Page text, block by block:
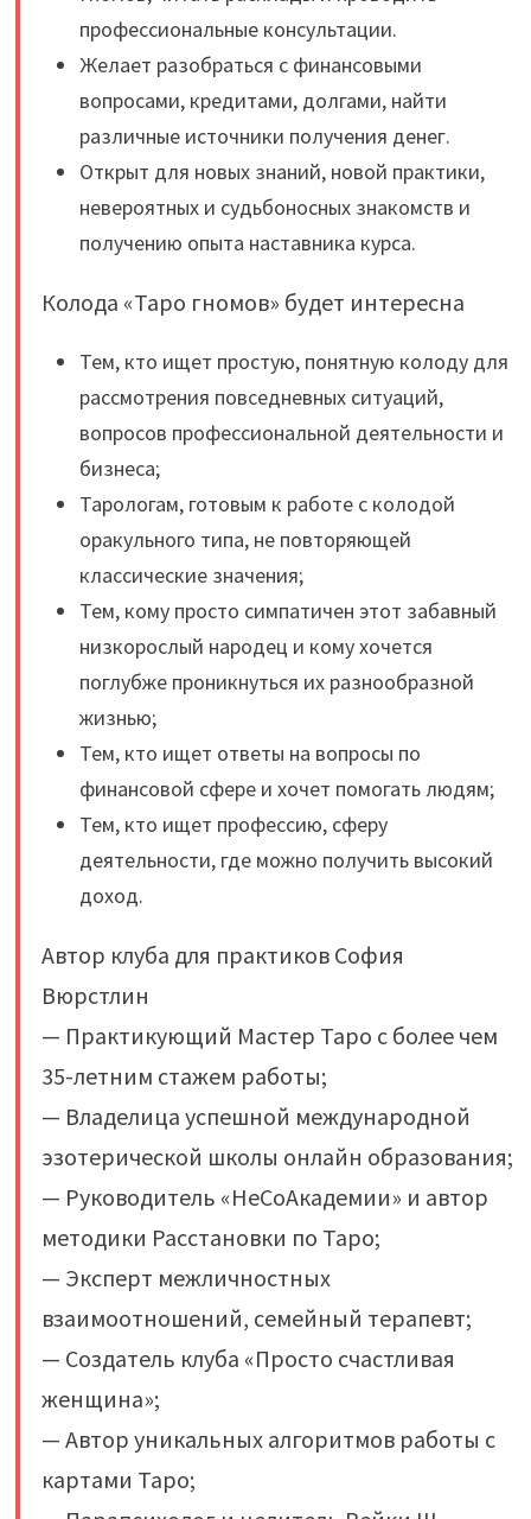
профессиональные консультации.
Желает разобраться с финансовыми
вопросами, кредитами, долгами, найти
различные источники получения денег.
Открыт для новых знаний, новой практики,
невероятных и судьбоносных знакомств и
получению опыта наставника курса.
Колода «Таро гномов» будет интересна
Тем, кто ищет простую, понятную колоду для
рассмотрения повседневных ситуаций,
вопросов профессиональной деятельности и
бизнеса;
Тарологам, готовым к работе с колодой
оракульного типа, не повторяющей
классические значения;
Тем, кому просто симпатичен этот забавный
низкорослый народец и кому хочется
поглубже проникнуться их разнообразной
жизнью;
Тем, кто ищет ответы на вопросы по
финансовой сфере и хочет помогать людям;
Тем, кто ищет профессию, сферу
деятельности, где можно получить высокий
доход.
Автор клуба для практиков София
Вюрстлин
— Практикующий Мастер Таро с более чем
35-летним стажем работы;
— Владелица успешной международной
эзотерической школы онлайн образования;
— Руководитель «НеСоАкадемии» и автор
методики Расстановки по Таро;
— Эксперт межличностных
взаимоотношений, семейный терапевт;
— Создатель клуба «Просто счастливая
женщина»;
— Автор уникальных алгоритмов работы с
картами Таро;